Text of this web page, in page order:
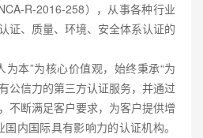
R-2016-258），从事各种行业
证、质量、环境、安全体系认证的
为本”为核心价值观，始终秉承“为
公信力的第三方认证服务，并通过
不断满足客户要求，为客户提供增
内国际具有影响力的认证机构。